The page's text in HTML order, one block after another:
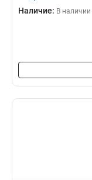
Наличие: В наличии